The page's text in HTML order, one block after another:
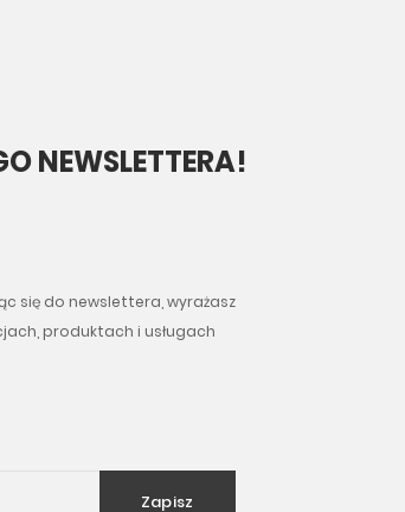
NEWSLETTERA!
się do newslettera, wyrażasz
produktach i usługach
Zapisz